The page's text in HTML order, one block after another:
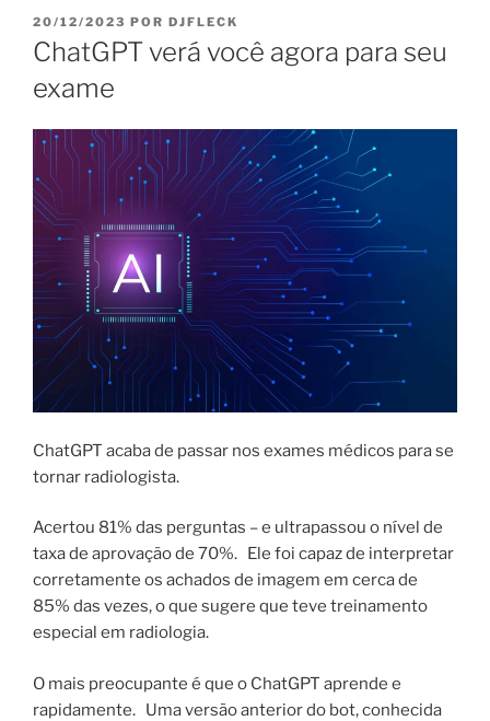
PUBLICADO
EM
20/12/2023 POR DJFLECK
ChatGPT verá você agora para seu
exame
ChatGPT acaba de passar nos exames médicos para se
tornar radiologista.
Acertou 81% das perguntas – e ultrapassou o nível de
taxa de aprovação de 70%. Ele foi capaz de interpretar
corretamente os achados de imagem em cerca de
85% das vezes, o que sugere que teve treinamento
especial em radiologia.
O mais preocupante é que o ChatGPT aprende e
rapidamente. Uma versão anterior do bot, conhecida